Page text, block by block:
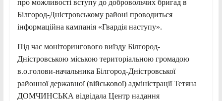
про можливості вступу до добровольчих бригад в
Білгород-Дністровському районі проводиться
інформаційна кампанія «Гвардія наступу».
Під час моніторингового виїзду Білгород-
Дністровською міською територіальною громадою
в.о.голови-начальника Білгород-Дністровської
районної державної (військової) адміністрації Тетяна
ДОМЧИНСЬКА відвідала Центр надання